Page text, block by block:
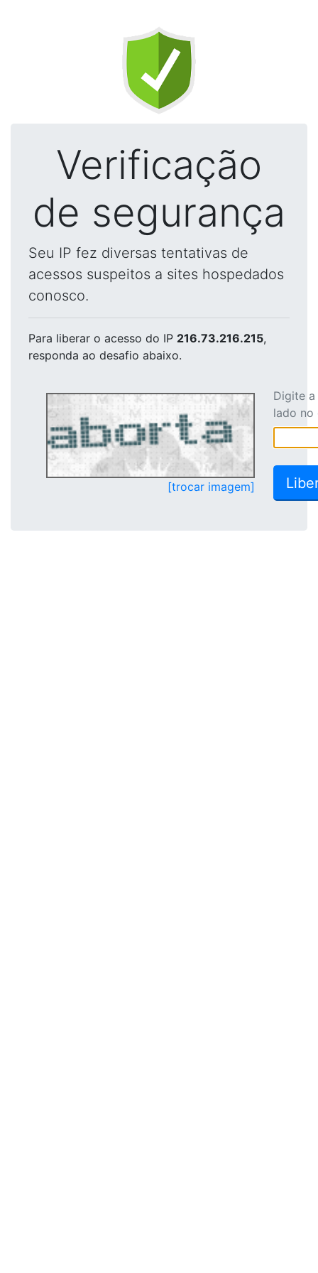
Verificação
de segurança
Seu IP fez diversas tentativas de
acessos suspeitos a sites hospedados
conosco.
Para liberar o acesso do IP 216.73.216.215,
responda ao desafio abaixo.
[trocar imagem]
Digite
lado no